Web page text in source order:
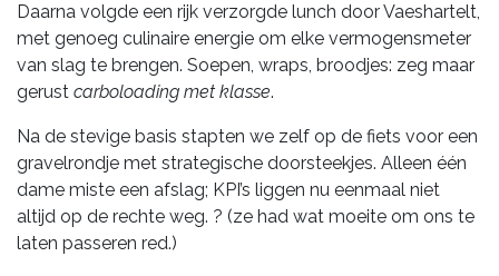
Daarna volgde een rijk verzorgde lunch door Vaeshartelt,
met genoeg culinaire energie om elke vermogensmeter
van slag te brengen. Soepen, wraps, broodjes: zeg maar
gerust carboloading met klasse.
Na de stevige basis stapten we zelf op de fiets voor een
gravelrondje met strategische doorsteekjes. Alleen één
dame miste een afslag; KPI’s liggen nu eenmaal niet
altijd op de rechte weg. ? (ze had wat moeite om ons te
laten passeren red.)